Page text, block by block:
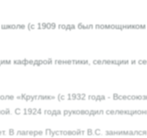
(с 1909 года был
генетики, селекции и
«Круглик» (с 1932 года -
1924 года руководил
В лагере Пустовойт В.С.